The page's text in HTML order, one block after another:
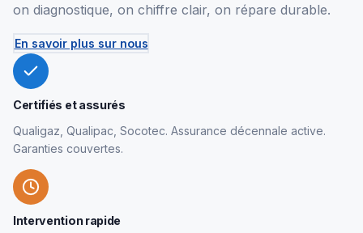
on diagnostique, on chiffre clair, on répare durable.
En savoir plus sur nous
Certifiés et assurés
Qualigaz, Qualipac, Socotec. Assurance décennale active.
Garanties couvertes.
Intervention rapide